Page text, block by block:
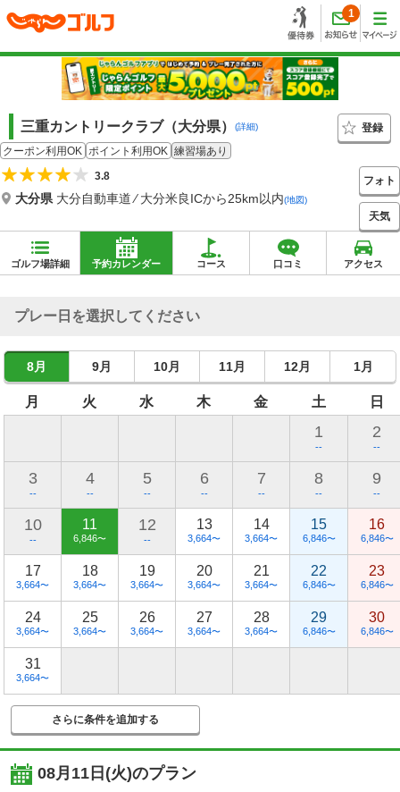
1
三重カントリークラブ（大分県） (詳細)
登録
クーポン利用OK ポイント利用OK 練習場あり
3.8
大分県 大分自動車道 ⁄ 大分米良ICから25km以内(地図)
フォト
天気
ゴルフ場詳細 予約カレンダー コース 口コミ アクセス
プレー日を選択してください
8月 9月 10月 11月 12月 1月
月 火 水 木 金 土 日
1
--
2
--
3
--
4
--
5
--
6
--
7
--
8
--
9
--
10
--
11
6,846〜
12
--
13
3,664〜
14
3,664〜
15
6,846〜
16
6,846〜
17
3,664〜
18
3,664〜
19
3,664〜
20
3,664〜
21
3,664〜
22
6,846〜
23
6,846〜
24
3,664〜
25
3,664〜
26
3,664〜
27
3,664〜
28
3,664〜
29
6,846〜
30
6,846〜
31
3,664〜
さらに条件を追加する
08月11日(火)のプラン